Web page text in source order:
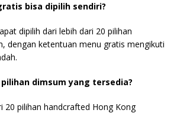
bisa dipilih sendiri?
dipilih dari lebih dari 20 pilihan
dengan ketentuan menu gratis mengikuti
dimsum yang tersedia?
20 pilihan handcrafted Hong Kong